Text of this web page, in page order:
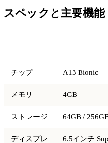
スペックと主要機能
チップ A13 Bionic
メモリ 4GB
ストレージ 64GB /
ディスプレ
6.5インチ